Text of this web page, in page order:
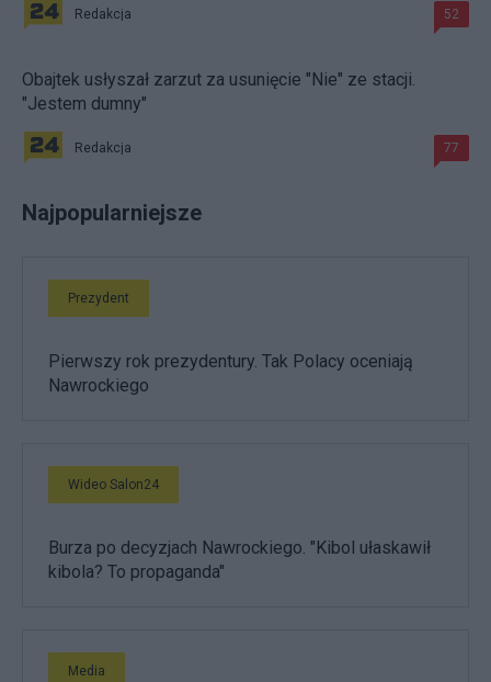
Redakcja 52
Obajtek usłyszał zarzut za usunięcie "Nie" ze stacji.
"Jestem dumny"
Redakcja 77
Najpopularniejsze
Prezydent
Pierwszy rok prezydentury. Tak Polacy oceniają
Nawrockiego
Wideo Salon24
Burza po decyzjach Nawrockiego. "Kibol ułaskawił
kibola? To propaganda"
Media